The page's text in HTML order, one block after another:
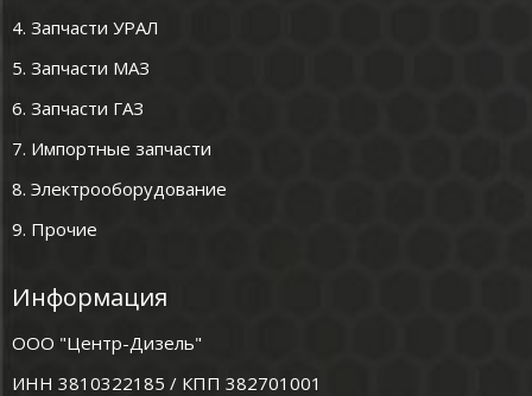
4. Запчасти УРАЛ
5. Запчасти МАЗ
6. Запчасти ГАЗ
7. Импортные запчасти
8. Электрооборудование
9. Прочие
Информация
ООО "Центр-Дизель"
ИНН 3810322185 / КПП 382701001